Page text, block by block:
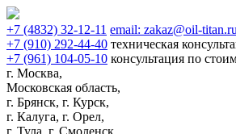
+7 (4832) 32-12-11 email: zakaz@oil-titan.ru
+7 (910) 292-44-40 техническая
+7 (961) 104-05-10 консультация по
г. Москва,
Московская область,
г. Брянск, г. Курск,
г. Калуга, г. Орел,
г. Тула, г. Смоленск.